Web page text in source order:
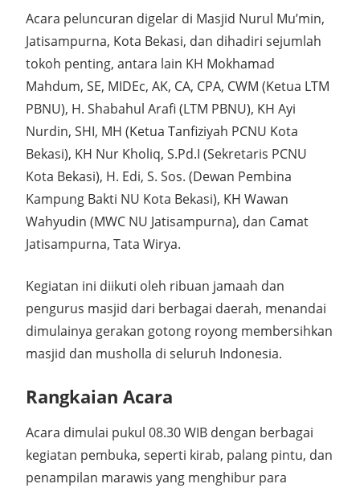
Acara peluncuran digelar di Masjid Nurul Mu’min,
Jatisampurna, Kota Bekasi, dan dihadiri sejumlah
tokoh penting, antara lain KH Mokhamad
Mahdum, SE, MIDEc, AK, CA, CPA, CWM (Ketua LTM
PBNU), H. Shabahul Arafi (LTM PBNU), KH Ayi
Nurdin, SHI, MH (Ketua Tanfiziyah PCNU Kota
Bekasi), KH Nur Kholiq, S.Pd.I (Sekretaris PCNU
Kota Bekasi), H. Edi, S. Sos. (Dewan Pembina
Kampung Bakti NU Kota Bekasi), KH Wawan
Wahyudin (MWC NU Jatisampurna), dan Camat
Jatisampurna, Tata Wirya.
Kegiatan ini diikuti oleh ribuan jamaah dan
pengurus masjid dari berbagai daerah, menandai
dimulainya gerakan gotong royong membersihkan
masjid dan musholla di seluruh Indonesia.
Rangkaian Acara
Acara dimulai pukul 08.30 WIB dengan berbagai
kegiatan pembuka, seperti kirab, palang pintu, dan
penampilan marawis yang menghibur para